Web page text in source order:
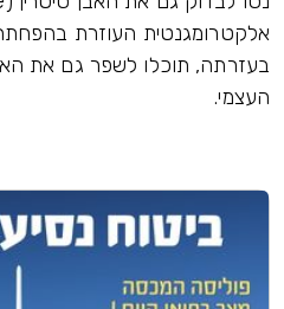
אלקטרומגנטית העוזרת בהפחתת
בעזרתה, תוכלו לשפר גם את
העצמי.